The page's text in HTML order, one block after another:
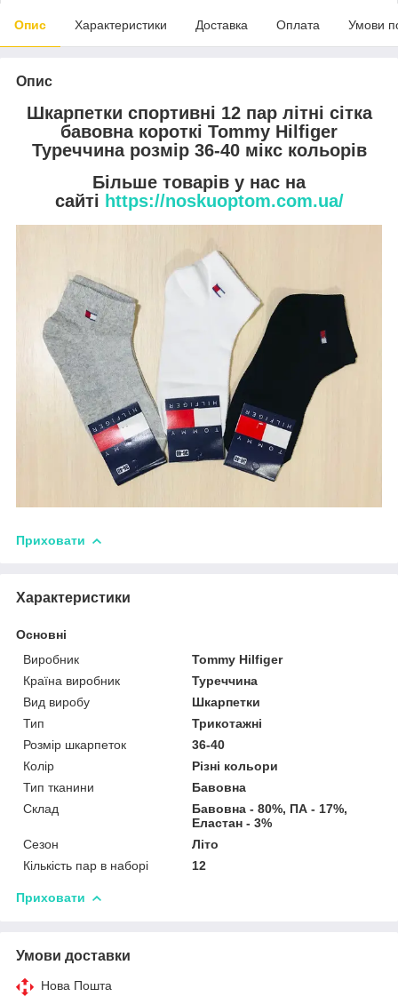
Опис Характеристики Доставка Оплата Умови
Опис
Шкарпетки спортивні 12 пар літні сітка
бавовна короткі Tommy Hilfiger
Туреччина розмір 36-40 мікс кольорів
Більше товарів у нас на
сайті https://noskuoptom.com.ua/
Приховати
Характеристики
Основні
Виробник
Tommy Hilfiger
Країна виробник
Туреччина
Вид виробу
Шкарпетки
Тип
Трикотажні
Розмір шкарпеток
36-40
Колір
Різні кольори
Тип тканини
Бавовна
Склад
Бавовна - 80%, ПА - 17%,
Еластан - 3%
Сезон
Літо
Кількість пар в наборі
12
Приховати
Умови доставки
Нова Пошта